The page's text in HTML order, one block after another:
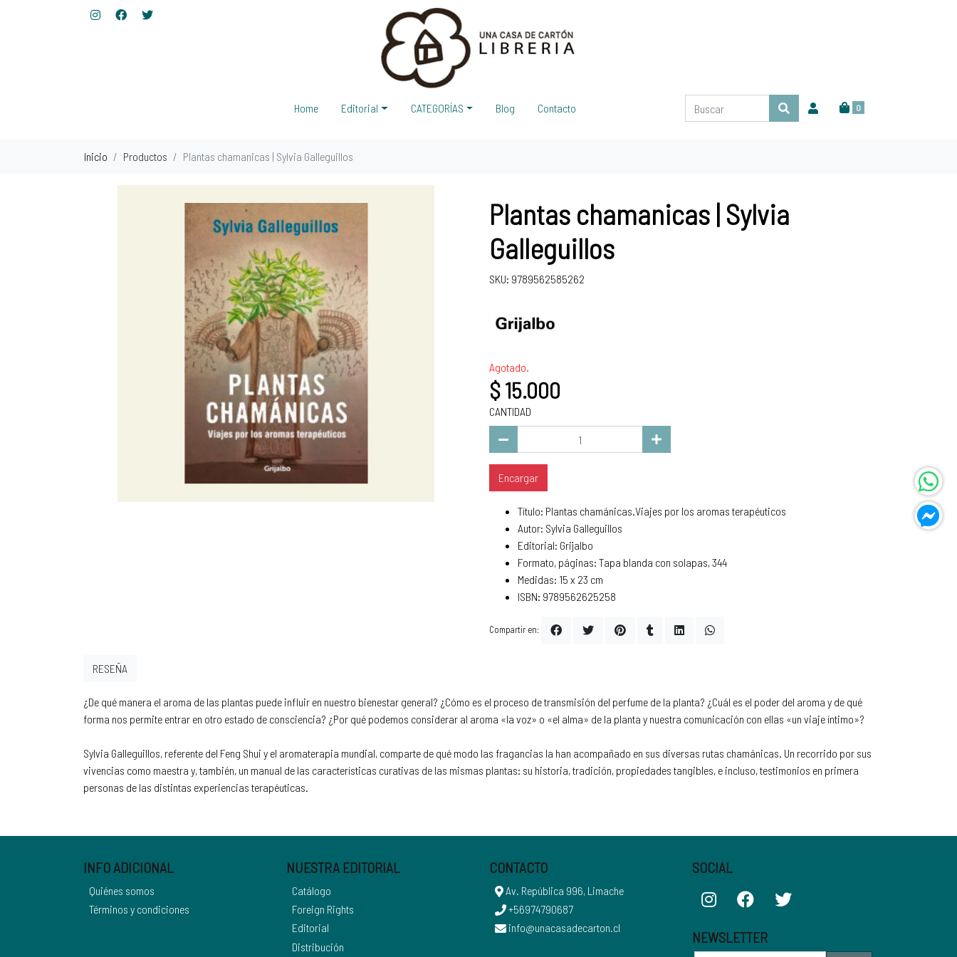
0
Home Editorial CATEGORÍAS Blog Contacto
Inicio Productos Plantas chamanicas | Sylvia Galleguillos
Plantas chamanicas | Sylvia
Galleguillos
SKU: 9789562585262
Agotado.
$ 15.000
CANTIDAD
Encargar
Título: Plantas chamánicas.Viajes por los aromas terapéuticos
Autor: Sylvia Galleguillos
Editorial: Grijalbo
Formato, páginas: Tapa blanda con solapas, 344
Medidas: 15 x 23 cm
ISBN: 9789562625258
Compartir en:
¿De qué manera el aroma de las plantas puede influir en nuestro bienestar general? ¿Cómo es el proceso de transmisión del perfume de la planta? ¿Cuál es el poder del aroma y de qué
forma nos permite entrar en otro estado de consciencia? ¿Por qué podemos considerar al aroma «la voz» o «el alma» de la planta y nuestra comunicación con ellas «un viaje íntimo»?
Sylvia Galleguillos, referente del Feng Shui y el aromaterapia mundial, comparte de qué modo las fragancias la han acompañado en sus diversas rutas chamánicas. Un recorrido por sus
vivencias como maestra y, también, un manual de las características curativas de las mismas plantas: su historia, tradición, propiedades tangibles, e incluso, testimonios en primera
personas de las distintas experiencias terapéuticas.
RESEÑA
INFO ADICIONAL
Quiénes somos
Términos y condiciones
NUESTRA EDITORIAL
Catálogo
Foreign Rights
Editorial
Distribución
CONTACTO
Av. República 996, Limache
+56974790687
info@unacasadecarton.cl
SOCIAL
NEWSLETTER